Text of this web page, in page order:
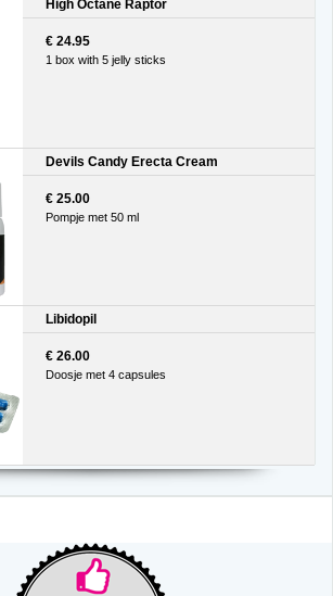
High Octane Raptor
€ 24.95
1 box with 5 jelly sticks
Devils Candy Erecta Cream
€ 25.00
Pompje met 50 ml
Libidopil
€ 26.00
Doosje met 4 capsules